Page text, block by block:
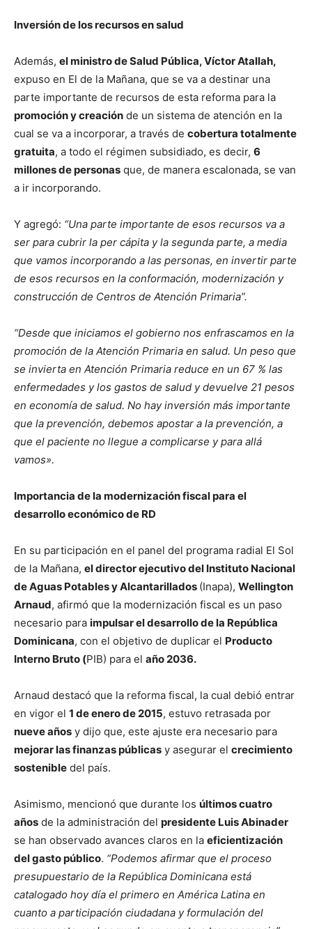
Inversión de los recursos en salud
Además, el ministro de Salud Pública, Víctor Atallah,
expuso en El de la Mañana, que se va a destinar una
parte importante de recursos de esta reforma para la
promoción y creación de un sistema de atención en la
cual se va a incorporar, a través de cobertura totalmente
gratuita, a todo el régimen subsidiado, es decir, 6
millones de personas que, de manera escalonada, se van
a ir incorporando.
Y agregó: “Una parte importante de esos recursos va a
ser para cubrir la per cápita y la segunda parte, a media
que vamos incorporando a las personas, en invertir parte
de esos recursos en la conformación, modernización y
construcción de Centros de Atención Primaria”.
“Desde que iniciamos el gobierno nos enfrascamos en la
promoción de la Atención Primaria en salud. Un peso que
se invierta en Atención Primaria reduce en un 67 % las
enfermedades y los gastos de salud y devuelve 21 pesos
en economía de salud. No hay inversión más importante
que la prevención, debemos apostar a la prevención, a
que el paciente no llegue a complicarse y para allá
vamos».
Importancia de la modernización fiscal para el
desarrollo económico de RD
En su participación en el panel del programa radial El Sol
de la Mañana, el director ejecutivo del Instituto Nacional
de Aguas Potables y Alcantarillados (Inapa), Wellington
Arnaud, afirmó que la modernización fiscal es un paso
necesario para impulsar el desarrollo de la República
Dominicana, con el objetivo de duplicar el Producto
Interno Bruto (PIB) para el año 2036.
Arnaud destacó que la reforma fiscal, la cual debió entrar
en vigor el 1 de enero de 2015, estuvo retrasada por
nueve años y dijo que, este ajuste era necesario para
mejorar las finanzas públicas y asegurar el crecimiento
sostenible del país.
Asimismo, mencionó que durante los últimos cuatro
años de la administración del presidente Luis Abinader
se han observado avances claros en la eficientización
del gasto público. “Podemos afirmar que el proceso
presupuestario de la República Dominicana está
catalogado hoy día el primero en América Latina en
cuanto a participación ciudadana y formulación del